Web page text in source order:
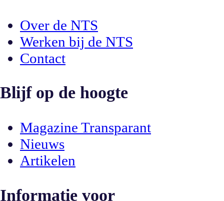
Over de NTS
Werken bij de NTS
Contact
Blijf op de hoogte
Magazine Transparant
Nieuws
Artikelen
Informatie voor